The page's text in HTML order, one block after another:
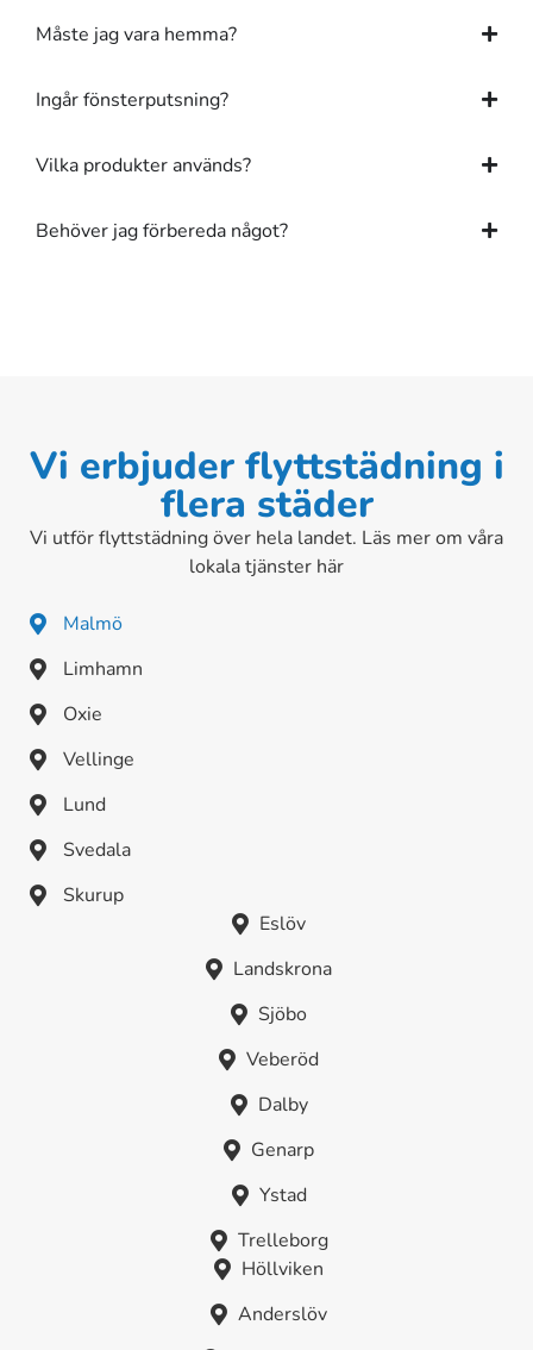
Måste jag vara hemma?
Ingår fönsterputsning?
Vilka produkter används?
Behöver jag förbereda något?
Vi erbjuder flyttstädning i
flera städer
Vi utför flyttstädning över hela landet. Läs mer om våra
lokala tjänster här
Malmö
Limhamn
Oxie
Vellinge
Lund
Svedala
Skurup
Eslöv
Landskrona
Sjöbo
Veberöd
Dalby
Genarp
Ystad
Trelleborg
Höllviken
Anderslöv